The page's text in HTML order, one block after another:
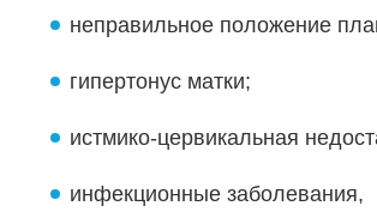
неправильное положение
гипертонус матки;
истмико-цервикальная
инфекционные заболевания,